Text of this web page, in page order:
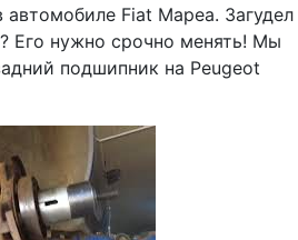
Fiat Мареа. Загудел
Его нужно срочно менять! Мы
подшипник на Peugeot